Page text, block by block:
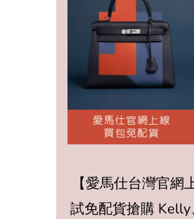
【愛馬仕台灣官網
試免配貨搶購 Kelly